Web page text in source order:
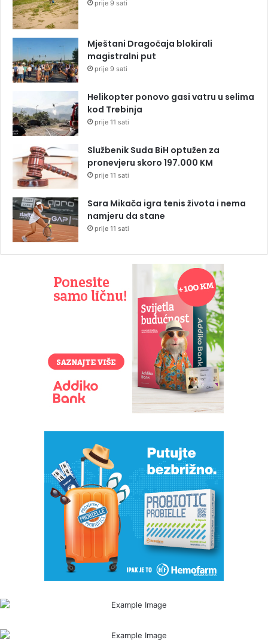
prije 9 sati
Mještani Dragočaja blokirali
magistralni put
prije 9 sati
Helikopter ponovo gasi vatru u selima
kod Trebinja
prije 11 sati
Službenik Suda BiH optužen za
pronevjeru skoro 197.000 KM
prije 11 sati
Sara Mikača igra tenis života i nema
namjeru da stane
prije 11 sati